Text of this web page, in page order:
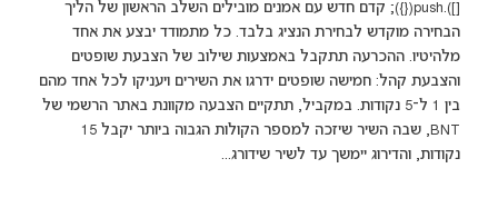
[]).push({}); קדם חדש עם אמנים מובילים השלב הראשון של הליך
הבחירה מוקדש לבחירת הנציג בלבד. כל מתמודד יבצע את אחד
מלהיטיו. ההכרעה תתקבל באמצעות שילוב של הצבעת שופטים
והצבעת קהל: חמישה שופטים ידרגו את השירים ויעניקו לכל אחד מהם
בין 1 ל־5 נקודות. במקביל, תתקיים הצבעה מקוונת באתר הרשמי של
BNT, שבה השיר שיזכה למספר הקולות הגבוה ביותר יקבל 15
נקודות, והדירוג יימשך עד לשיר שידורג...